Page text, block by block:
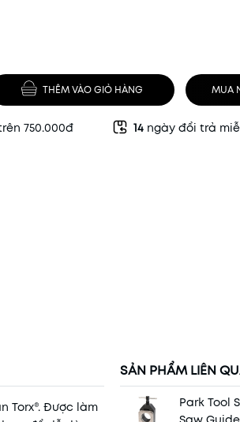
THÊM VÀO GIỎ HÀNG MUA
750.000đ 14 ngày đổi trả
Torx®. Được làm
SẢN PHẨM LIÊN
Park Tool